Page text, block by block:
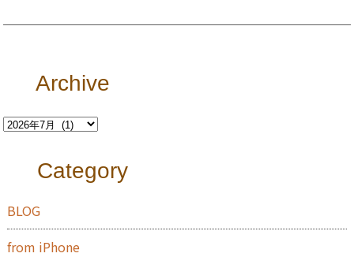
Archive
Category
BLOG
from iPhone